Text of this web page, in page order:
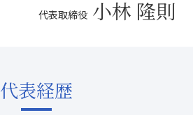
代表取締役 小林 隆則
代表経歴